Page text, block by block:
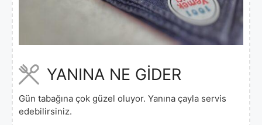
YANINA NE GİDER
Gün tabağına çok güzel oluyor. Yanına çayla servis
edebilirsiniz.